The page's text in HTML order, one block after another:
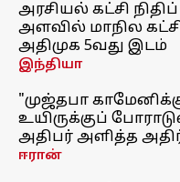
அரசியல் கட்சி
அளவில் மாநில
அதிமுக 5வது இடம்
இந்தியா
"முஜ்தபா
உயிருக்குப்
அதிபர் அளித்த
ஈரான்